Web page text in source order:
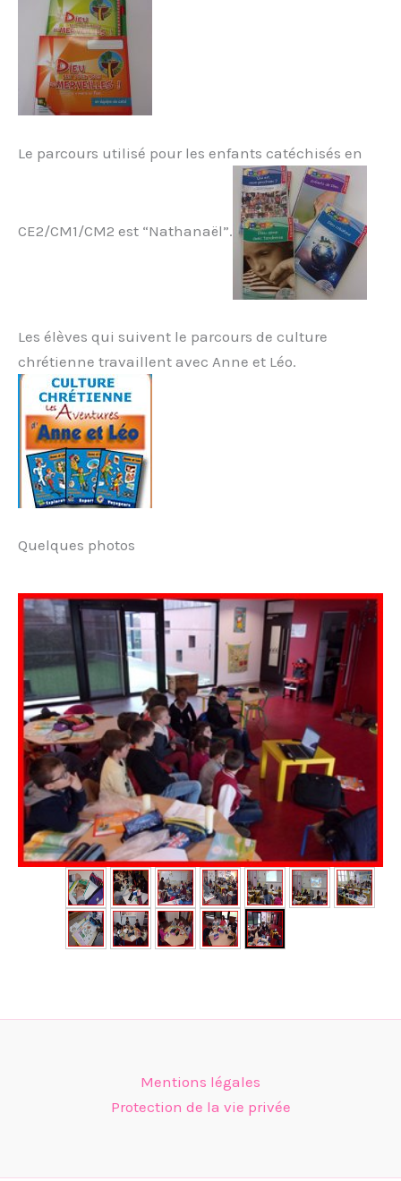
Le parcours utilisé pour les enfants catéchisés en
CE2/CM1/CM2 est “Nathanaël”.
Les élèves qui suivent le parcours de culture
chrétienne travaillent avec Anne et Léo.
Quelques photos
Mentions légales
Protection de la vie privée